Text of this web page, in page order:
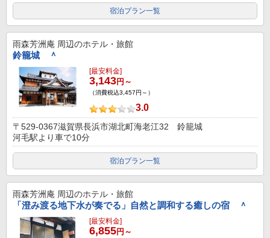
宿泊プラン一覧
雨森芳洲庵 周辺のホテル・旅館
鈴籠城 ＾
[最安料金]
3,143円～
（消費税込3,457円～）
3.0
〒529-0367滋賀県長浜市湖北町海老江32 鈴籠城
河毛駅より車で10分
宿泊プラン一覧
雨森芳洲庵 周辺のホテル・旅館
「澄み渡る地下水が奏でる」自然と調和する癒しの宿 ＾
[最安料金]
6,855円～